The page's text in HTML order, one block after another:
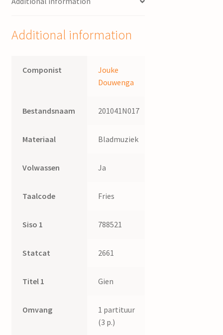
Additional information
Componist
Jouke
Douwenga
Bestandsnaam 201041N017
Materiaal Bladmuziek
Volwassen Ja
Taalcode Fries
Siso 1 788521
Statcat 2661
Titel 1 Gien
Omvang
1 partituur
(3 p.)